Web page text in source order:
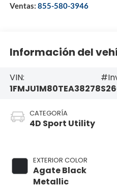
Ventas: 855-580-3946
Información del
VIN:
1FMJU1M80TEA38278
CATEGORÍA
4D Sport Utility
EXTERIOR COLOR
Agate Black
Metallic